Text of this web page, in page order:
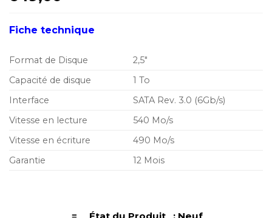
Fiche technique
Format de Disque
2,5″
Capacité de disque
1 To
Interface
SATA Rev. 3.0 (6Gb/s)
Vitesse en lecture
540 Mo/s
Vitesse en écriture
490 Mo/s
Garantie
12 Mois
≡ État du Produit : Neuf